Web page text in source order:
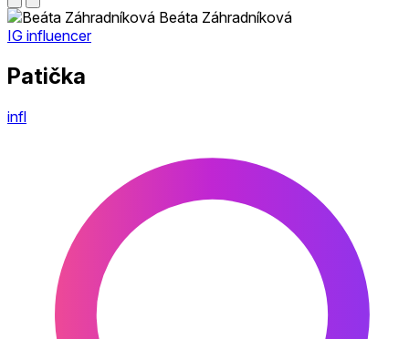
Beáta Záhradníková
IG influencer
Patička
infl